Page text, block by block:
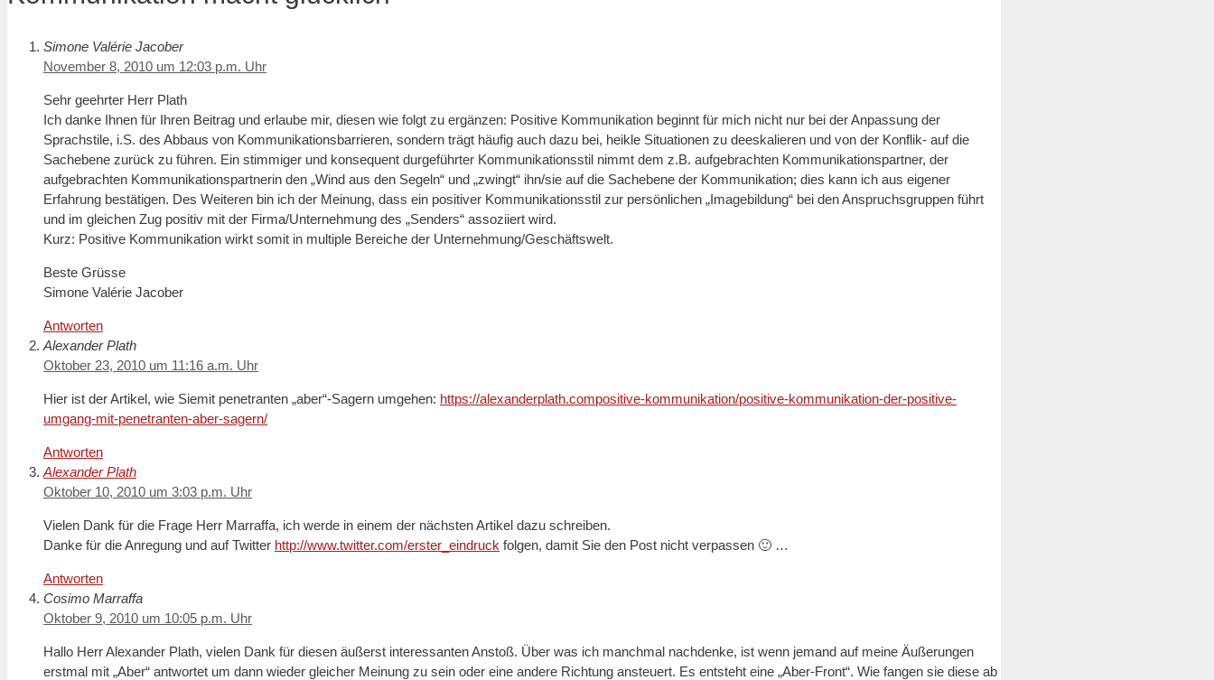
Simone Valérie Jacober
November 8, 2010 um 12:03 p.m. Uhr
Sehr geehrter Herr Plath
Ich danke Ihnen für Ihren Beitrag und erlaube mir, diesen wie folgt zu ergänzen: Positive Kommunikation beginnt für mich nicht nur bei der Anpassung der
Sprachstile, i.S. des Abbaus von Kommunikationsbarrieren, sondern trägt häufig auch dazu bei, heikle Situationen zu deeskalieren und von der Konflik- auf die
Sachebene zurück zu führen. Ein stimmiger und konsequent durgeführter Kommunikationsstil nimmt dem z.B. aufgebrachten Kommunikationspartner, der
aufgebrachten Kommunikationspartnerin den „Wind aus den Segeln“ und „zwingt“ ihn/sie auf die Sachebene der Kommunikation; dies kann ich aus eigener
Erfahrung bestätigen. Des Weiteren bin ich der Meinung, dass ein positiver Kommunikationsstil zur persönlichen „Imagebildung“ bei den Anspruchsgruppen führt
und im gleichen Zug positiv mit der Firma/Unternehmung des „Senders“ assoziiert wird.
Kurz: Positive Kommunikation wirkt somit in multiple Bereiche der Unternehmung/Geschäftswelt.
Beste Grüsse
Simone Valérie Jacober
Antworten
Alexander Plath
Oktober 23, 2010 um 11:16 a.m. Uhr
Hier ist der Artikel, wie Siemit penetranten „aber“-Sagern umgehen: https://alexanderplath.compositive-kommunikation/positive-kommunikation-der-positive-
umgang-mit-penetranten-aber-sagern/
Antworten
Alexander Plath
Oktober 10, 2010 um 3:03 p.m. Uhr
Vielen Dank für die Frage Herr Marraffa, ich werde in einem der nächsten Artikel dazu schreiben.
Danke für die Anregung und auf Twitter http://www.twitter.com/erster_eindruck folgen, damit Sie den Post nicht verpassen 🙂 …
Antworten
Cosimo Marraffa
Oktober 9, 2010 um 10:05 p.m. Uhr
Hallo Herr Alexander Plath, vielen Dank für diesen äußerst interessanten Anstoß. Über was ich manchmal nachdenke, ist wenn jemand auf meine Äußerungen
erstmal mit „Aber“ antwortet um dann wieder gleicher Meinung zu sein oder eine andere Richtung ansteuert. Es entsteht eine „Aber-Front“. Wie fangen sie diese ab